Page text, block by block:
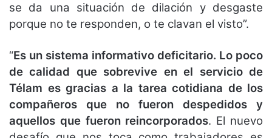
se da una situación de dilación y desgaste
porque no te responden, o te clavan el visto”.
“Es un sistema informativo deficitario. Lo poco
de calidad que sobrevive en el servicio de
Télam es gracias a la tarea cotidiana de los
compañeros que no fueron despedidos y
aquellos que fueron reincorporados. El nuevo